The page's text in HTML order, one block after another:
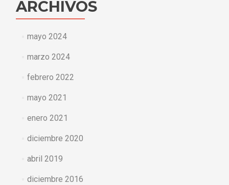
ARCHIVOS
mayo 2024
marzo 2024
febrero 2022
mayo 2021
enero 2021
diciembre 2020
abril 2019
diciembre 2016